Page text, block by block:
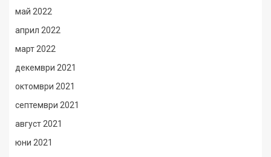
май 2022
април 2022
март 2022
декември 2021
октомври 2021
септември 2021
август 2021
юни 2021